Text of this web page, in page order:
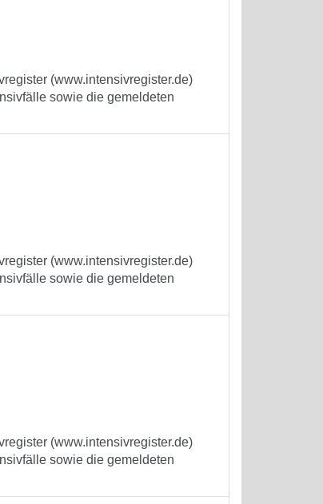
(www.intensivregister.de)
sowie die gemeldeten
(www.intensivregister.de)
sowie die gemeldeten
(www.intensivregister.de)
sowie die gemeldeten